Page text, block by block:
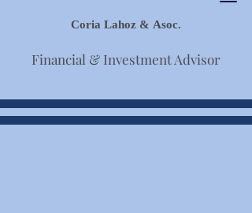
Coria Lahoz & Asoc.
Financial & Investment Advisor